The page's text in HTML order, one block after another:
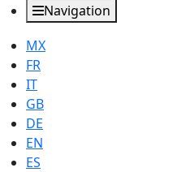
Navigation
MX
FR
IT
GB
DE
EN
ES